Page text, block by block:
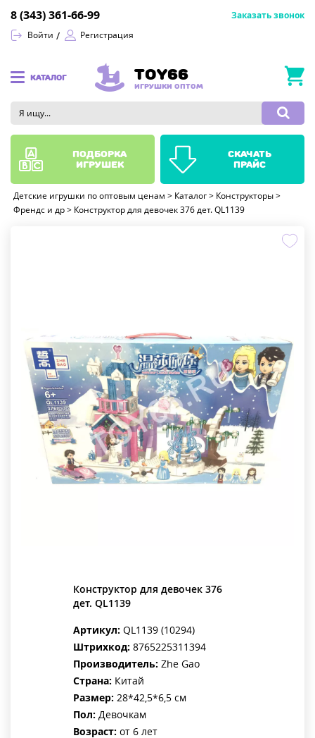
Войти Регистрация
8 (343) 361-66-99 Заказать звонок
КАТАЛОГ TOY66
ИГРУШКИ ОПТОМ
Детские игрушки по оптовым ценам > Каталог > Конструкторы >
Френдс и др > Конструктор для девочек 376 дет. QL1139
Конструктор для девочек 376
дет. QL1139
Артикул: QL1139 (10294)
Штрихкод: 8765225311394
Производитель: Zhe Gao
Страна: Китай
Размер: 28*42,5*6,5 см
Пол: Девочкам
Возраст: от 6 лет
подборка
игрушек
скачать
прайс